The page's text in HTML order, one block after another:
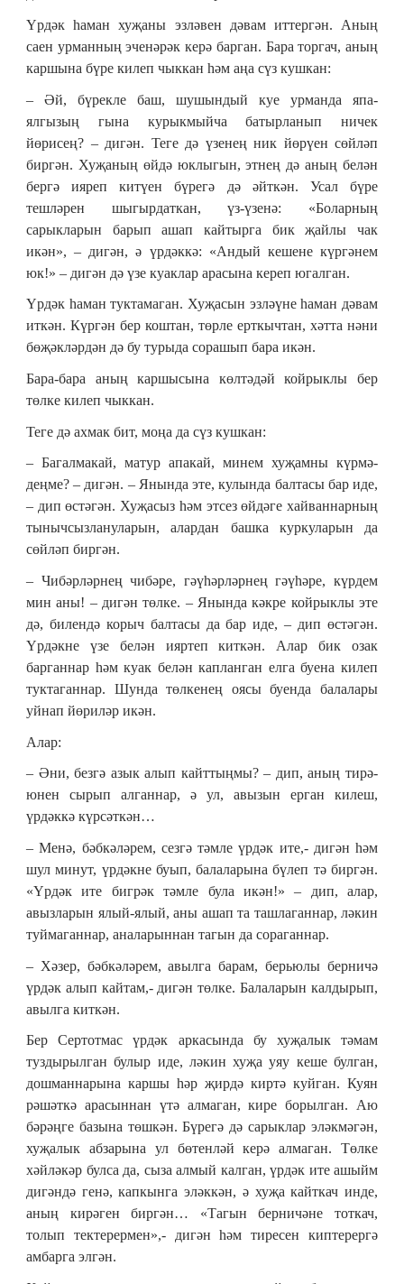
Үрдәк һаман хуҗаны эзләвен дәвам иттергән. Аның
саен урманның эченәрәк керә барган. Бара торгач, аның
каршына бүре килеп чыккан һәм аңа сүз кушкан:
– Әй, бүрекле баш, шушындый куе урманда япа-
ялгызың гына курыкмыйча батырланып ничек
йөрисең? – дигән. Те­ге дә үзенең ник йөрүен сөйләп
биргән. Хуҗаның өйдә юклыгын, этнең дә аның белән
бергә ияреп китүен бүрегә дә әйткән. Усал бүре
тешләрен шыгырдаткан, үз-үзенә: «Боларның
сарыкларын барып ашап кайтырга бик җайлы чак
икән», – дигән, ә үрдәккә: «Андый кешене күргәнем
юк!» – дигән дә үзе куаклар арасына кереп югалган.
Үрдәк һаман туктамаган. Хуҗасын эзләүне һаман дәвам
иткән. Күргән бер коштан, төрле ерткычтан, хәтта нәни
бөҗәкләрдән дә бу турыда сорашып бара икән.
Бара-бара аның каршысына көлтәдәй койрыклы бер
төлке килеп чыккан.
Теге дә ахмак бит, моңа да сүз кушкан:
– Багалмакай, матур апакай, минем хуҗамны күрмә­
деңме? – дигән. – Янында эте, кулында балтасы бар иде,
– дип өстәгән. Хуҗасыз һәм этсез өйдәге хайваннарның
тынычсызлануларын, алардан башка куркуларын да
сөйләп биргән.
– Чибәрләрнең чибәре, гәүһәрләрнең гәүһәре, күрдем
мин аны! – дигән төлке. – Янында кәкре койрыклы эте
дә, билендә корыч балтасы да бар иде, – дип өстәгән.
Үрдәкне үзе белән ияртеп киткән. Алар бик озак
барганнар һәм куак белән капланган елга буена килеп
туктаганнар. Шунда төлкенең оясы буенда балалары
уйнап йөриләр икән.
Алар:
– Әни, безгә азык алып кайттыңмы? – дип, аның тирә-
юнен сырып алганнар, ә ул, авызын ерган килеш,
үрдәккә күрсәткән…
– Менә, бәбкәләрем, сезгә тәмле үрдәк ите,- дигән һәм
шул минут, үрдәкне буып, балаларына бүлеп тә биргән.
«Үрдәк ите бигрәк тәмле була икән!» – дип, алар,
авызларын ялый-ялый, аны ашап та ташлаганнар, ләкин
туймаганнар, аналарыннан тагын да сораганнар.
– Хәзер, бәбкәләрем, авылга барам, берьюлы берничә
үрдәк алып кайтам,- дигән төлке. Балаларын калдырып,
авылга киткән.
Бер Сертотмас үрдәк аркасында бу хуҗалык тәмам
туздырылган булыр иде, ләкин хуҗа уяу кеше булган,
дошманнарына каршы һәр җирдә киртә куйган. Куян
рәшәткә арасын­нан үтә алмаган, кире борылган. Аю
бәрәңге базына төшкән. Бүрегә дә сарыклар эләкмәгән,
хуҗалык абзарына ул бөтенләй керә алмаган. Төлке
хәйләкәр булса да, сыза алмый калган, үрдәк ите ашыйм
дигәндә генә, капкынга эләккән, ә хуҗа кайткач инде,
аның кирәген биргән… «Тагын берничәне тоткач,
толып тектерермен»,- дигән һәм тиресен киптерергә
амбарга элгән.